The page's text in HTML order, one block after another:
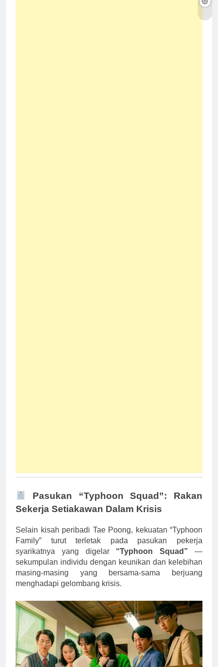
Pasukan “Typhoon Squad”: Rakan
Sekerja Setiakawan Dalam Krisis
Selain kisah peribadi Tae Poong, kekuatan “Typhoon
Family” turut terletak pada pasukan pekerja
syarikatnya yang digelar “Typhoon Squad” —
sekumpulan individu dengan keunikan dan kelebihan
masing-masing yang bersama-sama berjuang
menghadapi gelombang krisis.